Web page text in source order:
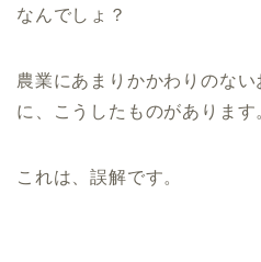
なんでしょ？
農業にあまりかかわりのな
に、こうしたものがあります
これは、誤解です。